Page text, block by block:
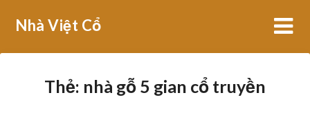
Nhà Việt Cổ
Thẻ: nhà gỗ 5 gian cổ truyền